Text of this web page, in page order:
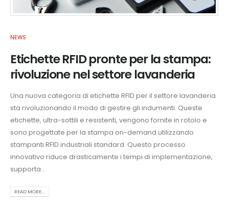
NEWS
Etichette RFID pronte per la stampa:
rivoluzione nel settore lavanderia
Una nuova categoria di etichette RFID per il settore lavanderia
sta rivoluzionando il modo di gestire gli indumenti. Queste
etichette, ultra-sottili e resistenti, vengono fornite in rotolo e
sono progettate per la stampa on-demand utilizzando
stampanti RFID industriali standard. Questo processo
innovativo riduce drasticamente i tempi di implementazione,
supporta...
READ MORE...